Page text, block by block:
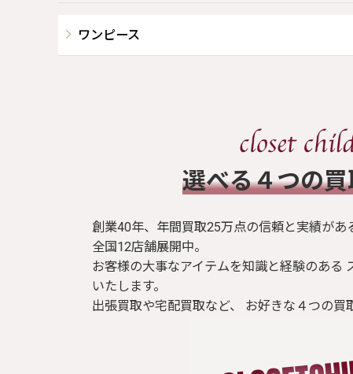
ワンピース
選べる４つの
創業40年、年間買取25万点の信頼と実績があ
全国12店舗展開中。
お客様の大事なアイテムを知識と経験のある
いたします。
出張買取や宅配買取など、 お好きな４つの買